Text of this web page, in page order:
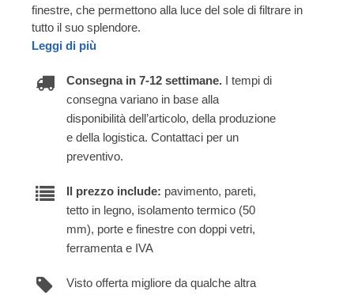
finestre, che permettono alla luce del sole di filtrare in
tutto il suo splendore.
Leggi di più
Consegna in 7-12 settimane. I tempi di
consegna variano in base alla
disponibilità dell’articolo, della produzione
e della logistica. Contattaci per un
preventivo.
Il prezzo include: pavimento, pareti,
tetto in legno, isolamento termico (50
mm), porte e finestre con doppi vetri,
ferramenta e IVA
Visto offerta migliore da qualche altra